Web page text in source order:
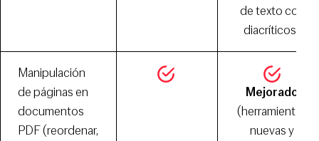
de texto con
diacríticos)
Manipulación
de páginas en
documentos
PDF (reordenar,
Mejorado
(herramientas
nuevas y